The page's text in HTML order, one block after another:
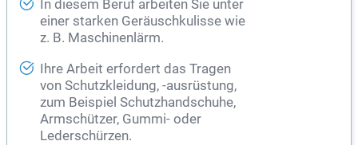
In diesem Beruf arbeiten Sie unter
einer starken Geräuschkulisse wie
z. B. Maschinenlärm.
Ihre Arbeit erfordert das Tragen
von Schutzkleidung, -ausrüstung,
zum Beispiel Schutzhandschuhe,
Armschützer, Gummi- oder
Lederschürzen.